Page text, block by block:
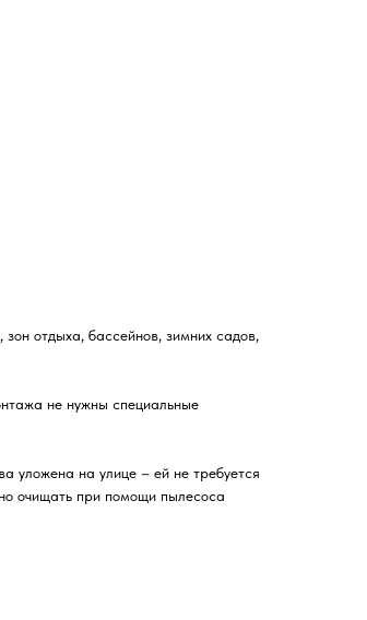
отдыха, бассейнов, зимних садов,
не нужны специальные
уложена на улице – ей не требуется
очищать при помощи пылесоса